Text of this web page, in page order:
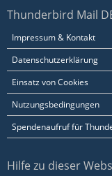
Thunderbird Mail
Impressum & Kontakt
Datenschutzerklärung
Einsatz von Cookies
Nutzungsbedingungen
Spendenaufruf für
Hilfe zu dieser